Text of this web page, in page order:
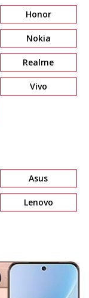
Honor
Nokia
Realme
Vivo
Asus
Lenovo